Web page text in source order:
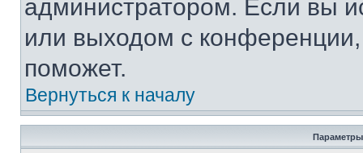
администратором. Если вы
или выходом с
поможет.
Вернуться к началу
Параметры